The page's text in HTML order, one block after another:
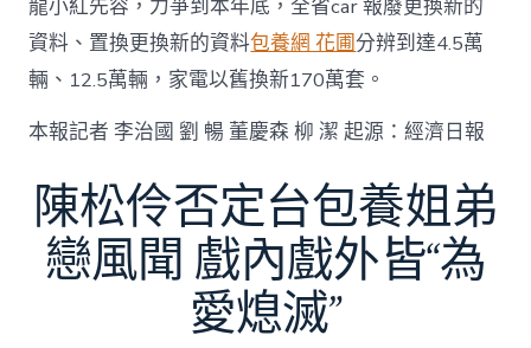
龍小紅先容，力爭到本年底，全省car 報廢更換新的
資料、置換更換新的資料包養網 花圃分辨到達4.5萬
輛、12.5萬輛，家電以舊換新170萬套。
本報記者 李治國 劉 暢 董慶森 柳 潔 起源：經濟日報
陳松伶否定台包養姐弟
戀風聞 戲內戲外皆“為
愛熄滅”